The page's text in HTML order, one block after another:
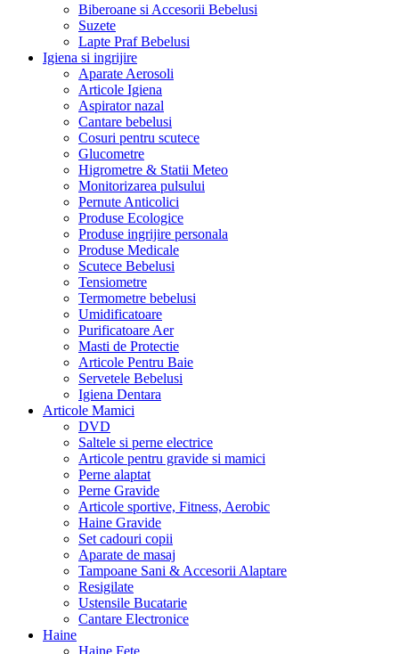
Biberoane si Accesorii Bebelusi
Suzete
Lapte Praf Bebelusi
Igiena si ingrijire
Aparate Aerosoli
Articole Igiena
Aspirator nazal
Cantare bebelusi
Cosuri pentru scutece
Glucometre
Higrometre & Statii Meteo
Monitorizarea pulsului
Pernute Anticolici
Produse Ecologice
Produse ingrijire personala
Produse Medicale
Scutece Bebelusi
Tensiometre
Termometre bebelusi
Umidificatoare
Purificatoare Aer
Masti de Protectie
Articole Pentru Baie
Servetele Bebelusi
Igiena Dentara
Articole Mamici
DVD
Saltele si perne electrice
Articole pentru gravide si mamici
Perne alaptat
Perne Gravide
Articole sportive, Fitness, Aerobic
Haine Gravide
Set cadouri copii
Aparate de masaj
Tampoane Sani & Accesorii Alaptare
Resigilate
Ustensile Bucatarie
Cantare Electronice
Haine